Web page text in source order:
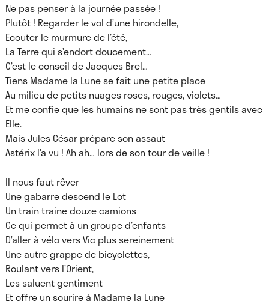
Ne pas penser à la journée passée !
Plutôt ! Regarder le vol d’une hirondelle,
Ecouter le murmure de l’été,
La Terre qui s’endort doucement…
C’est le conseil de Jacques Brel…
Tiens Madame la Lune se fait une petite place
Au milieu de petits nuages roses, rouges, violets…
Et me confie que les humains ne sont pas très gentils avec
Elle.
Mais Jules César prépare son assaut
Astérix l’a vu ! Ah ah… lors de son tour de veille !
Il nous faut rêver
Une gabarre descend le Lot
Un train traine douze camions
Ce qui permet à un groupe d’enfants
D’aller à vélo vers Vic plus sereinement
Une autre grappe de bicyclettes,
Roulant vers l’Orient,
Les saluent gentiment
Et offre un sourire à Madame la Lune